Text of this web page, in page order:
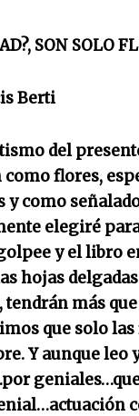
SON SOLO
Berti
del
como flores,
y como
elegiré
y el libro
hojas
más
que solo
Y aunque